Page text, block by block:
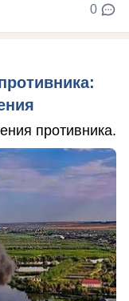
0
противника.